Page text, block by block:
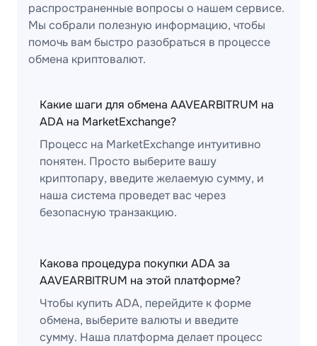
распространенные вопросы о нашем сервисе.
Мы собрали полезную информацию, чтобы
помочь вам быстро разобраться в процессе
обмена криптовалют.
Какие шаги для обмена AAVEARBITRUM на
ADA на MarketExchange?
Процесс на MarketExchange интуитивно
понятен. Просто выберите вашу
криптопару, введите желаемую сумму, и
наша система проведет вас через
безопасную транзакцию.
Какова процедура покупки ADA за
AAVEARBITRUM на этой платформе?
Чтобы купить ADA, перейдите к форме
обмена, выберите валюты и введите
сумму. Наша платформа делает процесс